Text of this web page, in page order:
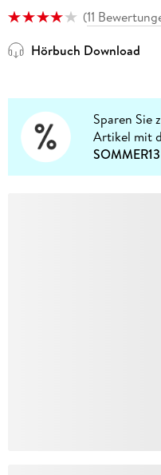
(11
Hörbuch Download
Sparen Sie
Artikel mit
SOMMER13